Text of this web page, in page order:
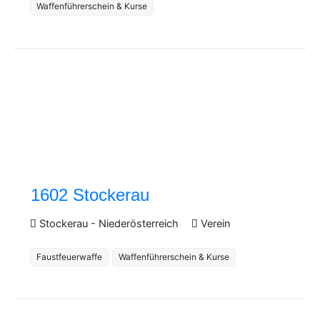
Waffenführerschein & Kurse
1602 Stockerau
Stockerau - Niederösterreich Verein
Faustfeuerwaffe Waffenführerschein & Kurse